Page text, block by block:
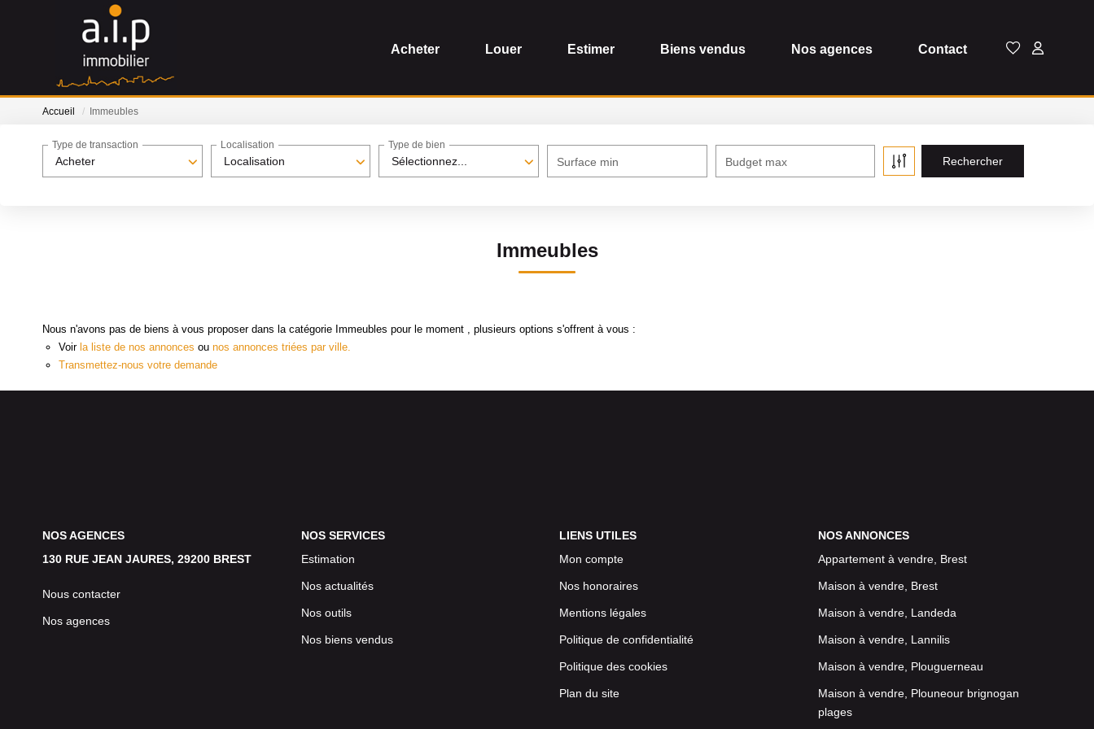
Acheter Louer Estimer Biens vendus Nos agences Contact
Accueil Immeubles
Acheter
Type de transaction
Localisation
Localisation
Sélectionnez...
Type de bien
Surface min Budget max
Immeubles
Nous n'avons pas de biens à vous proposer dans la catégorie Immeubles pour le moment , plusieurs options s'offrent à vous :
Voir la liste de nos annonces ou nos annonces triées par ville.
Transmettez-nous votre demande
NOS AGENCES
130 RUE JEAN JAURES, 29200 BREST
Nous contacter
Nos agences
NOS SERVICES
Estimation
Nos actualités
Nos outils
Nos biens vendus
LIENS UTILES
Mon compte
Nos honoraires
Mentions légales
Politique de confidentialité
Politique des cookies
Plan du site
NOS ANNONCES
Appartement à vendre, Brest
Maison à vendre, Brest
Maison à vendre, Landeda
Maison à vendre, Lannilis
Maison à vendre, Plouguerneau
Maison à vendre, Plouneour brignogan
plages